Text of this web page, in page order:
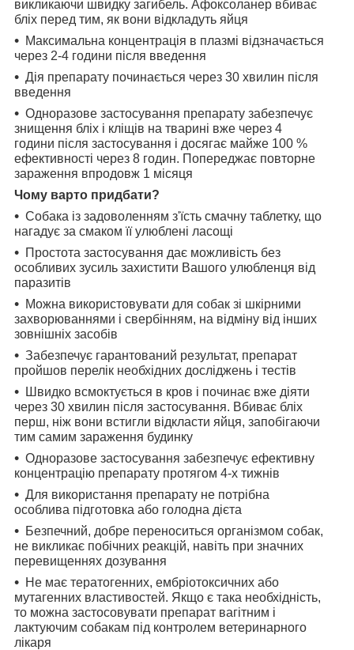
викликаючи швидку загибель. Афоксоланер вбиває
бліх перед тим, як вони відкладуть яйця
Максимальна концентрація в плазмі відзначається
через 2-4 години після введення
Дія препарату починається через 30 хвилин після
введення
Одноразове застосування препарату забезпечує
знищення бліх і кліщів на тварині вже через 4
години після застосування і досягає майже 100 %
ефективності через 8 годин. Попереджає повторне
зараження впродовж 1 місяця
Чому варто придбати?
Собака із задоволенням з'їсть смачну таблетку, що
нагадує за смаком її улюблені ласощі
Простота застосування дає можливість без
особливих зусиль захистити Вашого улюбленця від
паразитів
Можна використовувати для собак зі шкірними
захворюваннями і свербінням, на відміну від інших
зовнішніх засобів
Забезпечує гарантований результат, препарат
пройшов перелік необхідних досліджень і тестів
Швидко всмоктується в кров і починає вже діяти
через 30 хвилин після застосування. Вбиває бліх
перш, ніж вони встигли відкласти яйця, запобігаючи
тим самим зараження будинку
Одноразове застосування забезпечує ефективну
концентрацію препарату протягом 4-х тижнів
Для використання препарату не потрібна
особлива підготовка або голодна дієта
Безпечний, добре переноситься організмом собак,
не викликає побічних реакцій, навіть при значних
перевищеннях дозування
Не має тератогенних, ембріотоксичних або
мутагенних властивостей. Якщо є така необхідність,
то можна застосовувати препарат вагітним і
лактуючим собакам під контролем ветеринарного
лікаря